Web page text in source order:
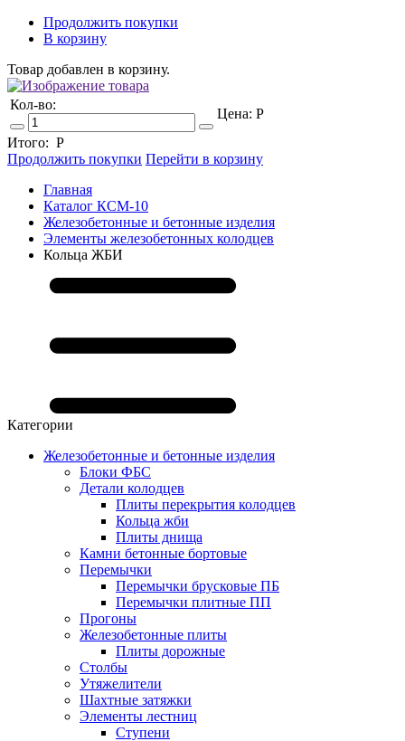
Продолжить покупки
В корзину
Товар добавлен в корзину.
Кол-во:
Цена: Р
Итого: Р
Продолжить покупки Перейти в корзину
Главная
Каталог КСМ-10
Железобетонные и бетонные изделия
Элементы железобетонных колодцев
Кольца ЖБИ
Категории
Железобетонные и бетонные изделия
Блоки ФБС
Детали колодцев
Плиты перекрытия колодцев
Кольца жби
Плиты днища
Камни бетонные бортовые
Перемычки
Перемычки брусковые ПБ
Перемычки плитные ПП
Прогоны
Железобетонные плиты
Плиты дорожные
Столбы
Утяжелители
Шахтные затяжки
Элементы лестниц
Ступени